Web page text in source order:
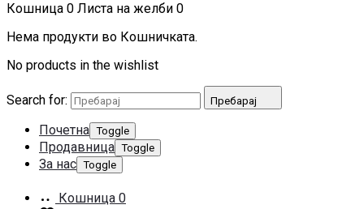
Кошница 0 Листа на желби 0
Нема продукти во Кошничката.
No products in the wishlist
Search for: Пребарај
Почетна Toggle
Продавница Toggle
За нас Toggle
Кошница 0